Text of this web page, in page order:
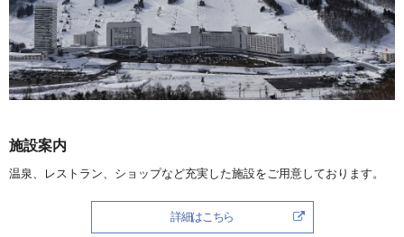
施設案内
温泉、レストラン、ショップなど充実した施設をご用意しております。
詳細はこちら